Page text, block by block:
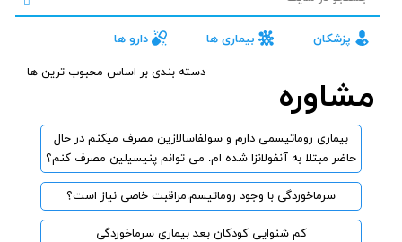
پزشکان بیماری ها دارو ها
مشاوره
دسته بندی بر اساس محبوب ترین ها
بیماری روماتیسمی دارم و سولفاسالازین مصرف میکنم در حال
حاضر مبتلا به آنفولانزا شده ام. می توانم پنیسیلین مصرف کنم؟
سرماخوردگی با وجود روماتیسم.مراقبت خاصی نیاز است؟
کم شنوایی کودکان بعد بیماری سرماخوردگی